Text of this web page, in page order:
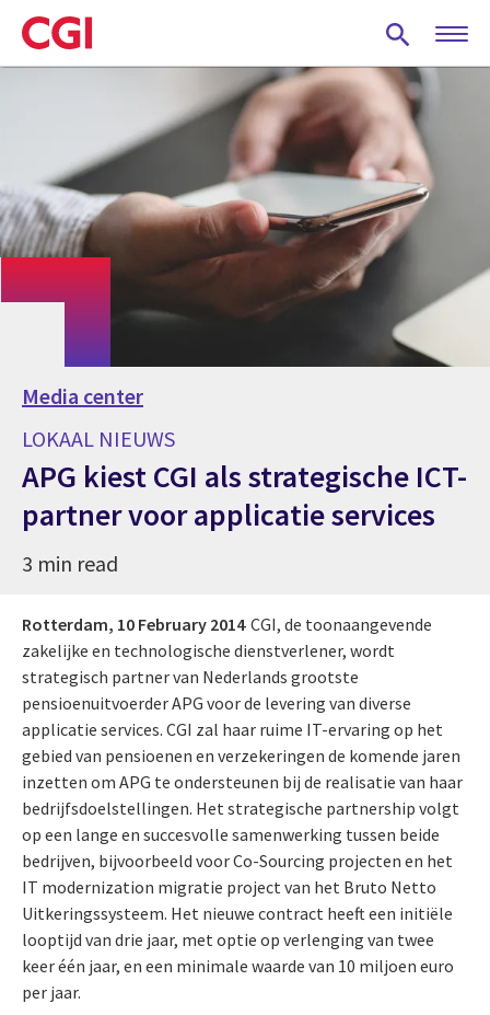
Skip
to
main
Media center
LOKAAL NIEUWS
APG kiest CGI als strategische ICT-
partner voor applicatie services
3 min read
Rotterdam, 10 February 2014 CGI, de toonaangevende
zakelijke en technologische dienstverlener, wordt
strategisch partner van Nederlands grootste
pensioenuitvoerder APG voor de levering van diverse
applicatie services. CGI zal haar ruime IT-ervaring op het
gebied van pensioenen en verzekeringen de komende jaren
inzetten om APG te ondersteunen bij de realisatie van haar
bedrijfsdoelstellingen. Het strategische partnership volgt
op een lange en succesvolle samenwerking tussen beide
bedrijven, bijvoorbeeld voor Co-Sourcing projecten en het
IT modernization migratie project van het Bruto Netto
Uitkeringssysteem. Het nieuwe contract heeft een initiële
looptijd van drie jaar, met optie op verlenging van twee
keer één jaar, en een minimale waarde van 10 miljoen euro
per jaar.